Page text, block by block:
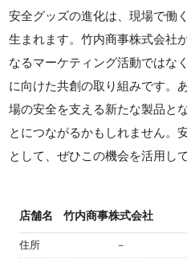
安全グッズの進化は、現場で働
生まれます。竹内商事株式会社
なるマーケティング活動ではな
に向けた共創の取り組みです。
場の安全を支える新たな製品と
とにつながるかもしれません。
として、ぜひこの機会を活用し
店舗名 竹内商事株式会社
住所 －